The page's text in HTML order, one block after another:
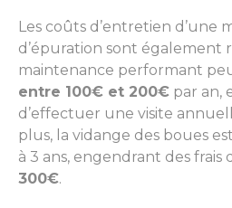
Les coûts d’entretien d’une
d’épuration sont également
maintenance performant
entre 100€ et 200€ par an,
d’effectuer une visite
plus, la vidange des boues
à 3 ans, engendrant des frais
300€.